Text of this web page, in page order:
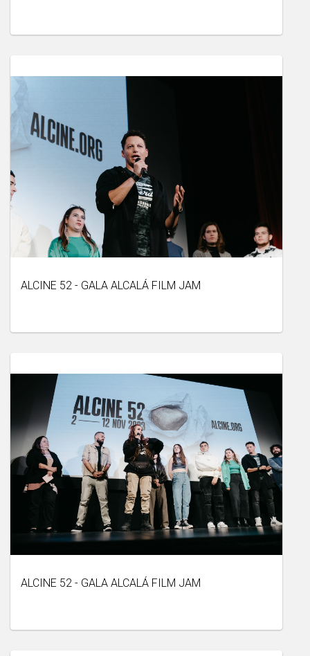
ALCINE 52 - GALA ALCALÁ FILM JAM
ALCINE 52 - GALA ALCALÁ FILM JAM